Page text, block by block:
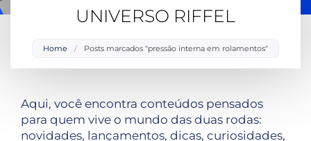
UNIVERSO RIFFEL
Home / Posts marcados "pressão interna em rolamentos"
Aqui, você encontra conteúdos pensados
para quem vive o mundo das duas rodas:
novidades, lançamentos, dicas, curiosidades,